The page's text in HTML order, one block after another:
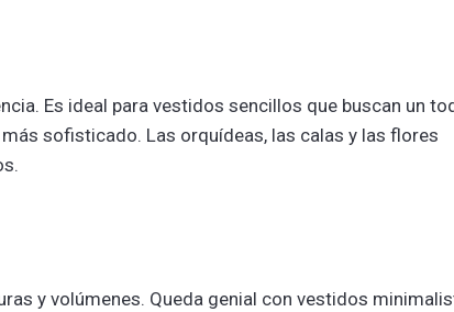
Es ideal para vestidos sencillos que buscan un
sofisticado. Las orquídeas, las calas y las flores
y volúmenes. Queda genial con vestidos